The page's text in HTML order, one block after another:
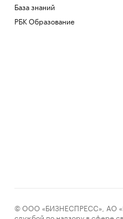
База знаний
РБК Образование
© ООО «БИЗНЕСПРЕСС», АО